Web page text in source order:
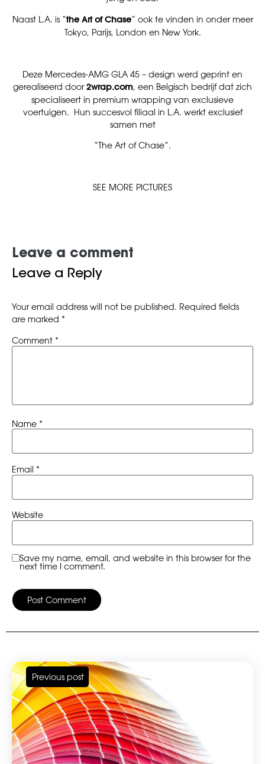
Naast L.A. is “the Art of Chase” ook te vinden in onder meer
Tokyo, Parijs, London en New York.
Deze Mercedes-AMG GLA 45 – design werd geprint en
gerealiseerd door 2wrap.com, een Belgisch bedrijf dat zich
specialiseert in premium wrapping van exclusieve
voertuigen. Hun succesvol filiaal in L.A. werkt exclusief
samen met
“The Art of Chase”.
SEE MORE PICTURES
Leave a comment
Leave a Reply
Your email address will not be published. Required fields
are marked *
Comment *
Name *
Email *
Website
Save my name, email, and website in this browser for the
next time I comment.
Previous post